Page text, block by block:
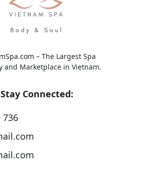
– The Largest Spa
and Marketplace in Vietnam.
Stay Connected:
736